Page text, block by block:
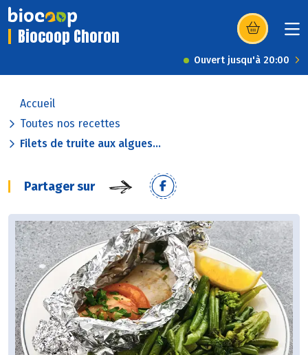
Biocoop Choron (s’ouvre dans
Ouvert jusqu'à 20:00
Accueil
Toutes nos recettes
Filets de truite aux algues...
Partager sur